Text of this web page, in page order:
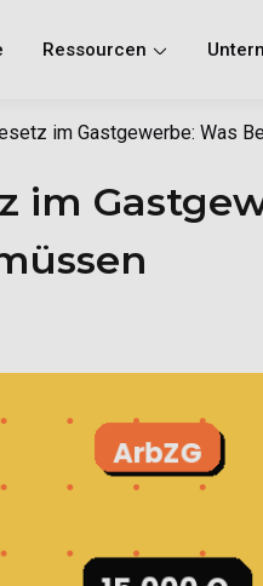
Ressourcen
im Gastgewerbe: Was
im